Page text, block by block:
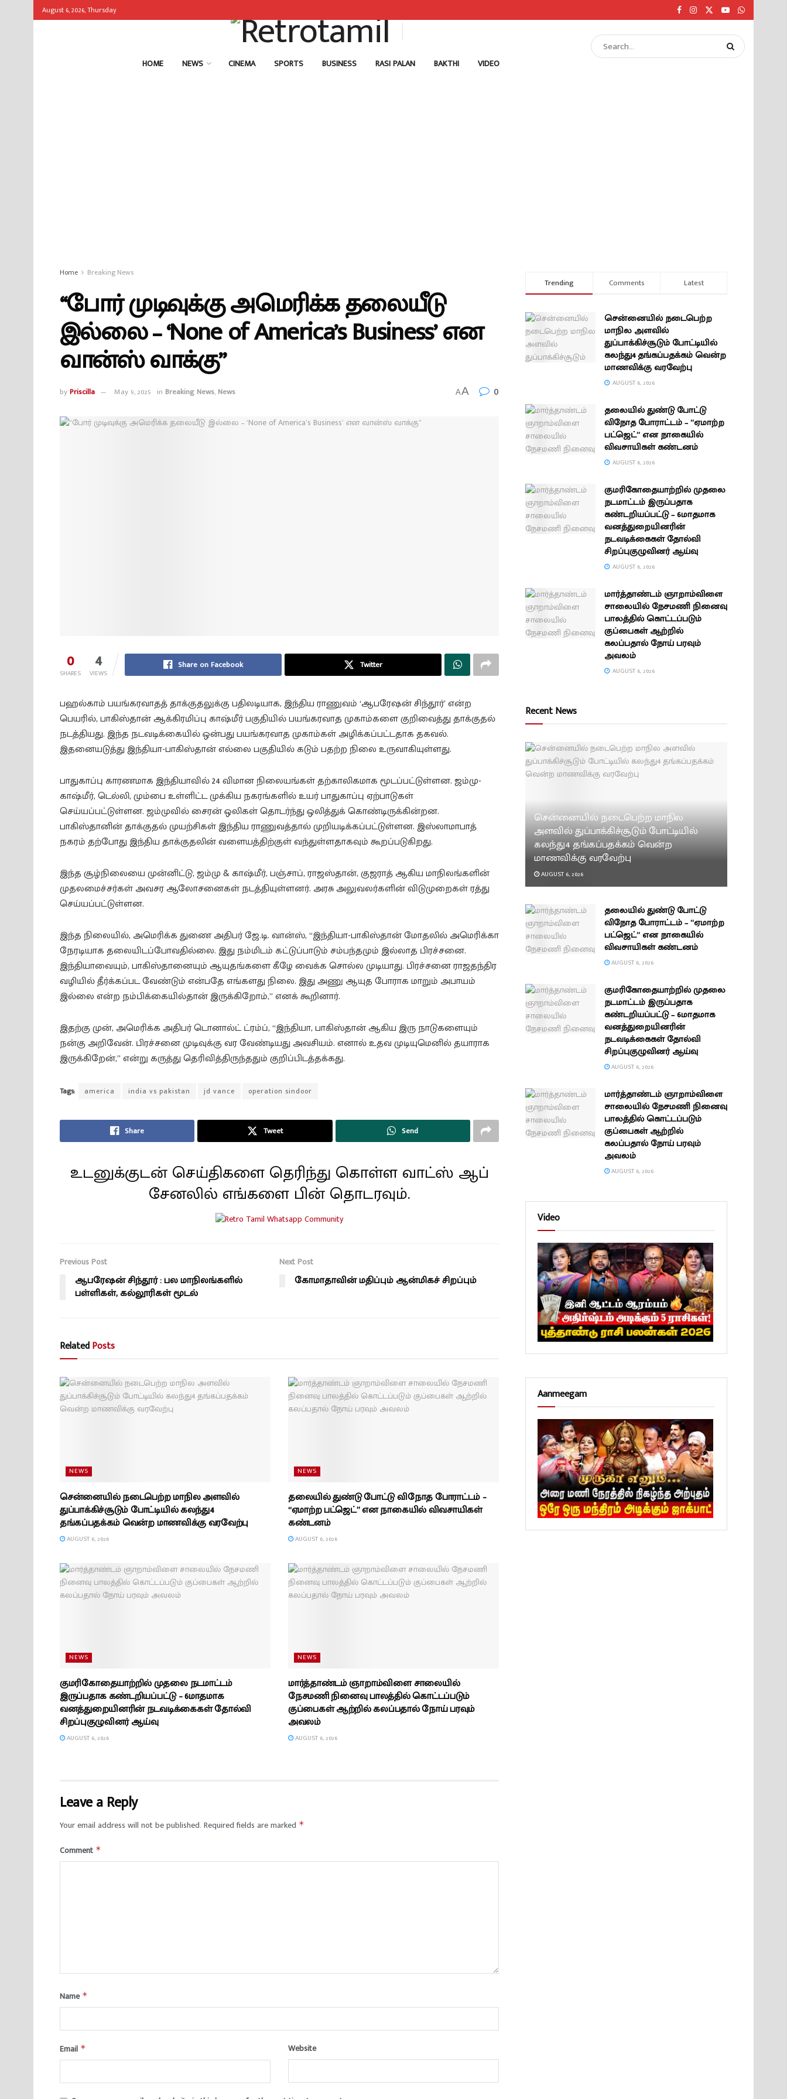
August 6, 2026, Thursday
HOME NEWS CINEMA SPORTS BUSINESS RASI PALAN BAKTHI VIDEO
Home Breaking News
“போர் முடிவுக்கு அமெரிக்க தலையீடு
இல்லை – ‘None of America’s Business’ என
வான்ஸ் வாக்கு”
byPriscilla May 9, 2025 in Breaking News, News AA 0
0
SHARES 4
VIEWS
Share on Facebook Twitter
பஹல்காம் பயங்கரவாதத் தாக்குதலுக்கு பதிலடியாக, இந்திய ராணுவம் ‘ஆபரேஷன் சிந்தூர்’ என்ற
பெயரில், பாகிஸ்தான் ஆக்கிரமிப்பு காஷ்மீர் பகுதியில் பயங்கரவாத முகாம்களை குறிவைத்து தாக்குதல்
நடத்தியது. இந்த நடவடிக்கையில் ஒன்பது பயங்கரவாத முகாம்கள் அழிக்கப்பட்டதாக தகவல்.
இதனையடுத்து இந்தியா-பாகிஸ்தான் எல்லை பகுதியில் கடும் பதற்ற நிலை உருவாகியுள்ளது.
பாதுகாப்பு காரணமாக இந்தியாவில் 24 விமான நிலையங்கள் தற்காலிகமாக மூடப்பட்டுள்ளன. ஜம்மு-
காஷ்மீர், டெல்லி, மும்பை உள்ளிட்ட முக்கிய நகரங்களில் உயர் பாதுகாப்பு ஏற்பாடுகள்
செய்யப்பட்டுள்ளன. ஜம்முவில் சைரன் ஒலிகள் தொடர்ந்து ஒலித்துக் கொண்டிருக்கின்றன.
பாகிஸ்தானின் தாக்குதல் முயற்சிகள் இந்திய ராணுவத்தால் முறியடிக்கப்பட்டுள்ளன. இஸ்லாமாபாத்
நகரம் தற்போது இந்திய தாக்குதலின் வளையத்திற்குள் வந்துள்ளதாகவும் கூறப்படுகிறது.
இந்த சூழ்நிலையை முன்னிட்டு, ஜம்மு & காஷ்மீர், பஞ்சாப், ராஜஸ்தான், குஜராத் ஆகிய மாநிலங்களின்
முதலமைச்சர்கள் அவசர ஆலோசனைகள் நடத்தியுள்ளனர். அரசு அலுவலர்களின் விடுமுறைகள் ரத்து
செய்யப்பட்டுள்ளன.
இந்த நிலையில், அமெரிக்க துணை அதிபர் ஜே.டி. வான்ஸ், “இந்தியா-பாகிஸ்தான் மோதலில் அமெரிக்கா
நேரடியாக தலையிடப்போவதில்லை. இது நம்மிடம் கட்டுப்பாடும் சம்பந்தமும் இல்லாத பிரச்சனை.
இந்தியாவையும், பாகிஸ்தானையும் ஆயுதங்களை கீழே வைக்க சொல்ல முடியாது. பிரச்சனை ராஜதந்திர
வழியில் தீர்க்கப்பட வேண்டும் என்பதே எங்களது நிலை. இது அணு ஆயுத போராக மாறும் அபாயம்
இல்லை என்ற நம்பிக்கையில்தான் இருக்கிறோம்,” எனக் கூறினார்.
இதற்கு முன், அமெரிக்க அதிபர் டொனால்ட் ட்ரம்ப், “இந்தியா, பாகிஸ்தான் ஆகிய இரு நாடுகளையும்
நன்கு அறிவேன். பிரச்சனை முடிவுக்கு வர வேண்டியது அவசியம். எனால் உதவ முடியுமெனில் தயாராக
இருக்கிறேன்,” என்று கருத்து தெரிவித்திருந்ததும் குறிப்பிடத்தக்கது.
Tags: america india vs pakistan jd vance operation sindoor
Share Tweet Send
உடனுக்குடன் செய்திகளை தெரிந்து கொள்ள வாட்ஸ் ஆப்
சேனலில் எங்களை பின் தொடரவும்.
Previous Post
ஆபரேஷன் சிந்தூர் : பல மாநிலங்களில்
பள்ளிகள், கல்லூரிகள் மூடல்
Next Post
கோமாதாவின் மதிப்பும் ஆன்மிகச் சிறப்பும்
RelatedPosts
NEWS
சென்னையில் நடைபெற்ற மாநில அளவில்
துப்பாக்கிச்சூடும் போட்டியில் கலந்து4
தங்கப்பதக்கம் வென்ற மாணவிக்கு வரவேற்பு
AUGUST 6, 2026
NEWS
தலையில் துண்டு போட்டு விநோத போராட்டம் –
“ஏமாற்ற பட்ஜெட்” என நாகையில் விவசாயிகள்
கண்டனம்
AUGUST 6, 2026
NEWS
குமரிகோதையாற்றில் முதலை நடமாட்டம்
இருப்பதாக கண்டறியப்பட்டு – 6மாதமாக
வனத்துறையினரின் நடவடிக்கைகள் தோல்வி
சிறப்புகுழுவினர் ஆய்வு
AUGUST 6, 2026
NEWS
மார்த்தாண்டம் ஞாறாம்விளை சாலையில்
நேசமணி நினைவு பாலத்தில் கொட்டப்படும்
குப்பைகள் ஆற்றில் கலப்பதால் நோய் பரவும்
அவலம்
AUGUST 6, 2026
Leave a Reply
Your email address will not be published. Required fields are marked *
Comment *
Name *
Email * Website
Trending Comments Latest
சென்னையில் நடைபெற்ற
மாநில அளவில்
துப்பாக்கிச்சூடும் போட்டியில்
கலந்து4 தங்கப்பதக்கம் வென்ற
மாணவிக்கு வரவேற்பு
AUGUST 6, 2026
தலையில் துண்டு போட்டு
விநோத போராட்டம் – “ஏமாற்ற
பட்ஜெட்” என நாகையில்
விவசாயிகள் கண்டனம்
AUGUST 6, 2026
குமரிகோதையாற்றில் முதலை
நடமாட்டம் இருப்பதாக
கண்டறியப்பட்டு – 6மாதமாக
வனத்துறையினரின்
நடவடிக்கைகள் தோல்வி
சிறப்புகுழுவினர் ஆய்வு
AUGUST 6, 2026
மார்த்தாண்டம் ஞாறாம்விளை
சாலையில் நேசமணி நினைவு
பாலத்தில் கொட்டப்படும்
குப்பைகள் ஆற்றில்
கலப்பதால் நோய் பரவும்
அவலம்
AUGUST 6, 2026
Recent News
சென்னையில் நடைபெற்ற மாநில
அளவில் துப்பாக்கிச்சூடும் போட்டியில்
கலந்து4 தங்கப்பதக்கம் வென்ற
மாணவிக்கு வரவேற்பு
AUGUST 6, 2026
தலையில் துண்டு போட்டு
விநோத போராட்டம் – “ஏமாற்ற
பட்ஜெட்” என நாகையில்
விவசாயிகள் கண்டனம்
AUGUST 6, 2026
குமரிகோதையாற்றில் முதலை
நடமாட்டம் இருப்பதாக
கண்டறியப்பட்டு – 6மாதமாக
வனத்துறையினரின்
நடவடிக்கைகள் தோல்வி
சிறப்புகுழுவினர் ஆய்வு
AUGUST 6, 2026
மார்த்தாண்டம் ஞாறாம்விளை
சாலையில் நேசமணி நினைவு
பாலத்தில் கொட்டப்படும்
குப்பைகள் ஆற்றில்
கலப்பதால் நோய் பரவும்
அவலம்
AUGUST 6, 2026
Video
Aanmeegam